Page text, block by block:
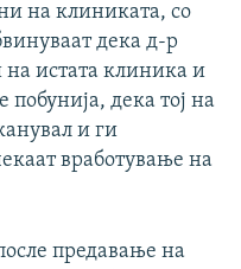
на клиниката, со
дека д-р
на истата клиника и
дека тој на
и ги
вработување на
предавање на